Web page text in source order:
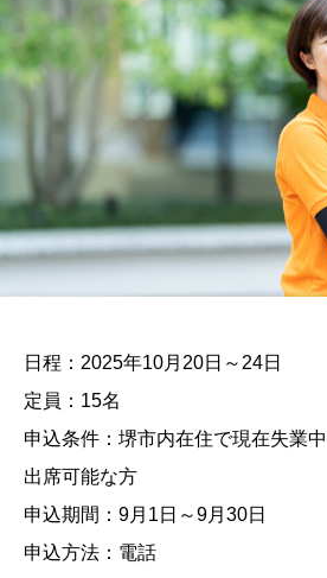
日程：2025年10月20日～24日
定員：15名
申込条件：堺市内在住で現在失業
出席可能な方
申込期間：9月1日～9月30日
申込方法：電話